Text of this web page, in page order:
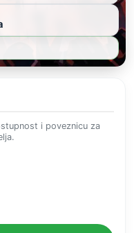
i poveznicu za